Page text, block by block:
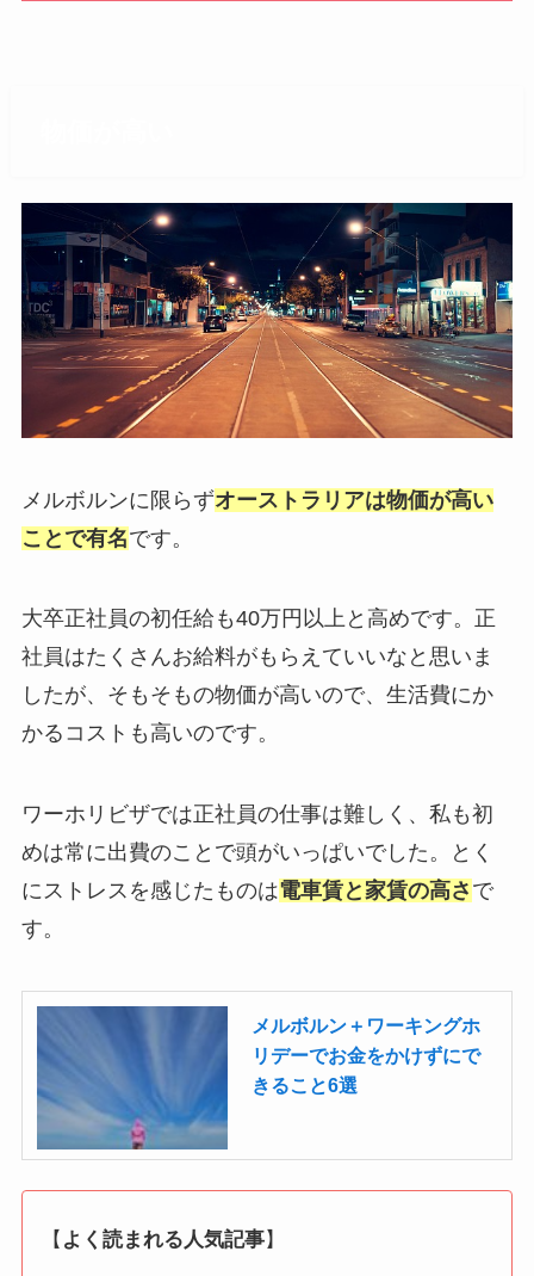
メルボルンに限らずオーストラリアは物価が高い
ことで有名です。
大卒正社員の初任給も40万円以上と高めです。正
社員はたくさんお給料がもらえていいなと思いま
したが、そもそもの物価が高いので、生活費にか
かるコストも高いのです。
ワーホリビザでは正社員の仕事は難しく、私も初
めは常に出費のことで頭がいっぱいでした。とく
にストレスを感じたものは電車賃と家賃の高さ で
す。
メルボルン＋ワーキングホ
リデーでお金をかけずにで
きること6選
【 よく読まれる人気記事】